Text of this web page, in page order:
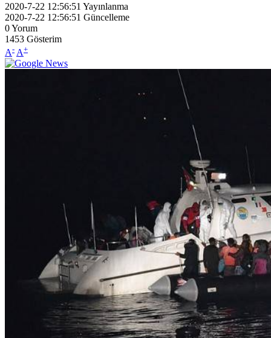
2020-7-22 12:56:51 Yayınlanma
2020-7-22 12:56:51 Güncelleme
0Yorum
1453 Gösterim
A- A+